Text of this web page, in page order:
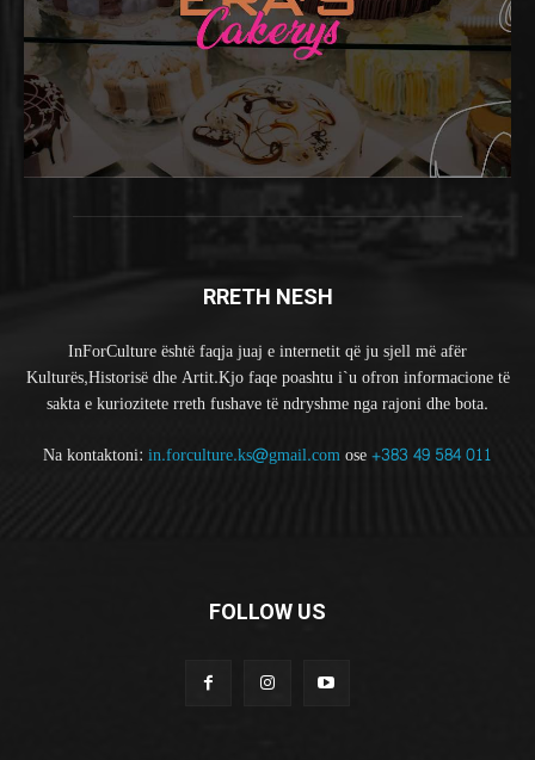
RRETH NESH
InForCulture është faqja juaj e internetit që ju sjell më afër
Kulturës,Historisë dhe Artit.Kjo faqe poashtu i`u ofron informacione të
sakta e kuriozitete rreth fushave të ndryshme nga rajoni dhe bota.
Na kontaktoni: in.forculture.ks@gmail.comose+383 49 584 011
FOLLOW US